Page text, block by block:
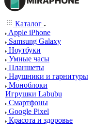
Каталог
Apple iPhone
Samsung Galaxy
Ноутбуки
Умные часы
Планшеты
Наушники и гарнитуры
Моноблоки
Игрушки Labubu
Смартфоны
Google Pixel
Красота и здоровье